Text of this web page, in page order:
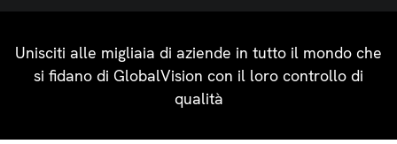
Unisciti alle migliaia di aziende in tutto il mondo che
si fidano di GlobalVision con il loro controllo di
qualità